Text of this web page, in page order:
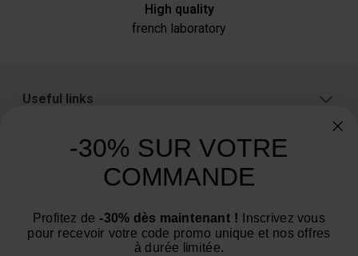
High quality
french laboratory
Useful links
We are at your service from Monday to Friday: from 9
am to 12 pm and from 2 pm to 4 pm
-30% SUR VOTRE
COMMANDE
Profitez de -30% dès maintenant ! Inscrivez vous
pour recevoir votre code promo unique et nos offres
à durée limitée.